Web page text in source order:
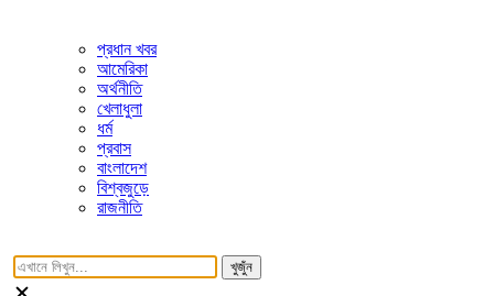
প্রধান খবর
আমেরিকা
অর্থনীতি
খেলাধুলা
ধর্ম
প্রবাস
বাংলাদেশ
বিশ্বজুড়ে
রাজনীতি
খুজুঁন